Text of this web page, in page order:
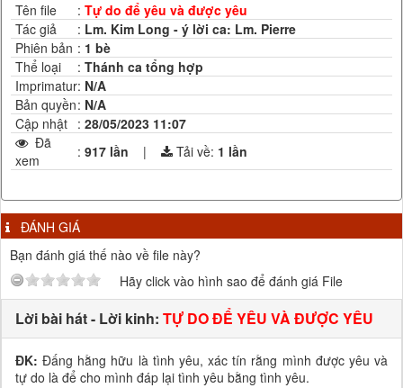
Tên file : Tự do để yêu và được yêu
Tác giả
: Lm. Kim Long - ý lời ca: Lm. Pierre
Phiên bản : 1 bè
Thể loại
: Thánh ca tổng hợp
Imprimatur: N/A
Bản quyền: N/A
Cập nhật : 28/05/2023 11:07
Đã
xem
: 917 lần | Tải về: 1 lần
ĐÁNH GIÁ
Bạn đánh giá thế nào về file này?
Hãy click vào hình sao để đánh giá File
Lời bài hát - Lời kinh: TỰ DO ĐỂ YÊU VÀ ĐƯỢC YÊU
ĐK: Đấng hằng hữu là tình yêu, xác tín rằng mình được yêu và
tự do là để cho mình đáp lại tình yêu bằng tình yêu.